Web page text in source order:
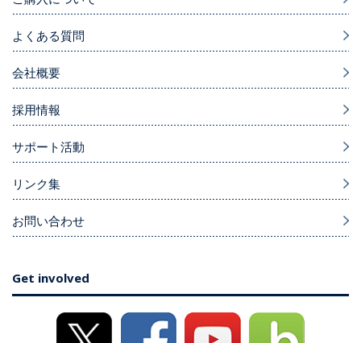
よくある質問
会社概要
採用情報
サポート活動
リンク集
お問い合わせ
Get involved